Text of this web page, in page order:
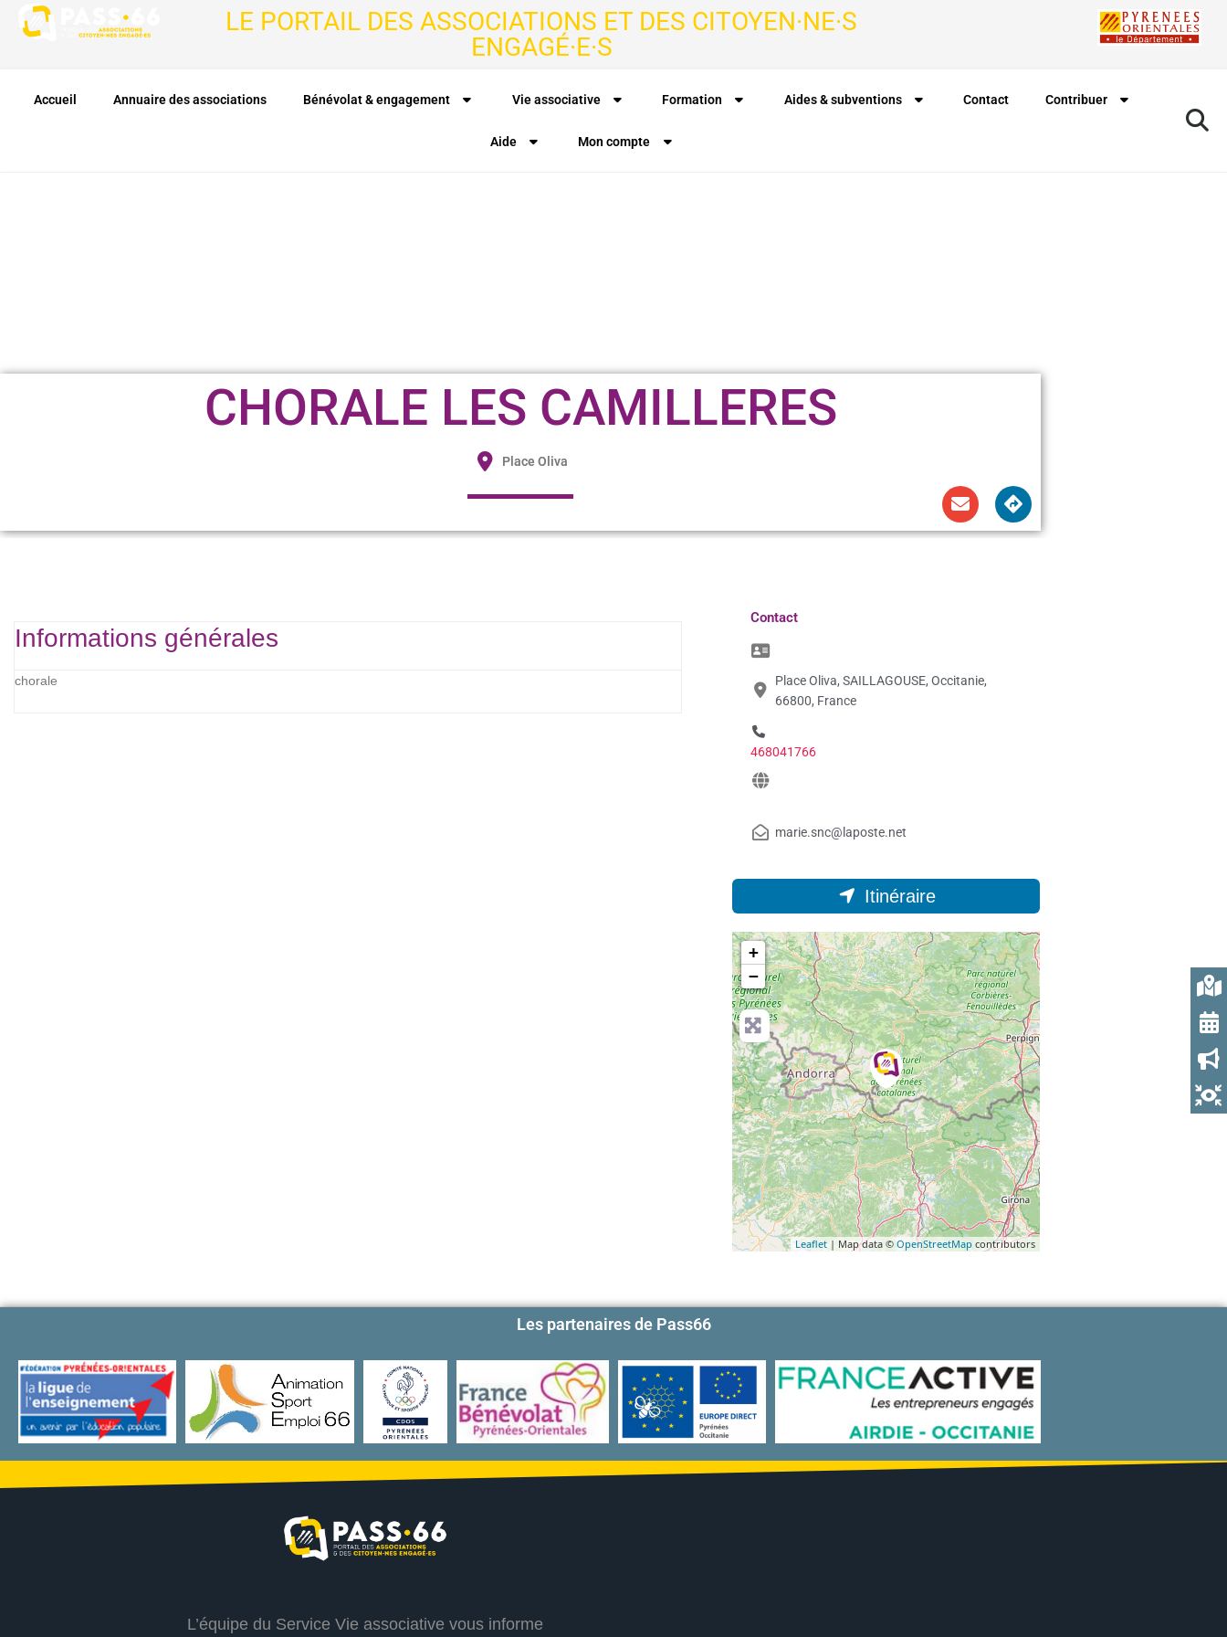
LE PORTAIL DES ASSOCIATIONS ET DES CITOYEN·NE·S
ENGAGÉ·E·S
Accueil Annuaire des associations Bénévolat & engagement Vie associative Formation Aides & subventions Contact Contribuer
Aide Mon compte
CHORALE LES CAMILLERES
Place Oliva
Informations générales
chorale
Contact
Place Oliva, SAILLAGOUSE, Occitanie,
66800, France
468041766
marie.snc@laposte.net
Itinéraire
+
−
Leaflet | Map data © OpenStreetMap contributors
Les partenaires de Pass66
L’équipe du Service Vie associative vous informe